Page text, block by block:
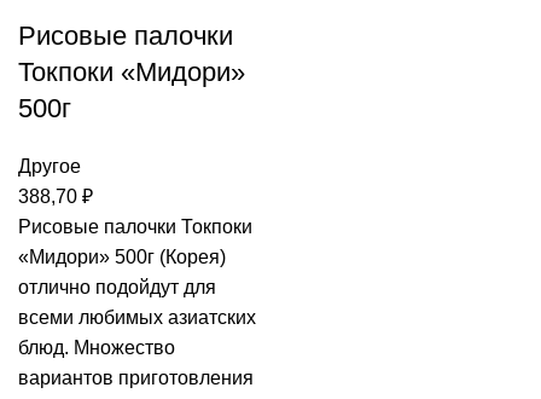
Рисовые палочки
Токпоки «Мидори»
500г
Другое
388,70 ₽
Рисовые палочки Токпоки
«Мидори» 500г (Корея)
отлично подойдут для
всеми любимых азиатских
блюд. Множество
вариантов приготовления